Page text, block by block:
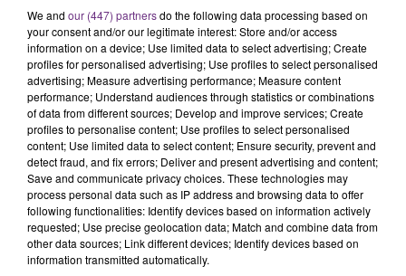
LA CENTRALE NUCLÉAIRE DE CHOOZ
TOUJOURS À L'ARRÊT
Cela fait déjà une semaine que la centrale
nucléaire ardennaise est à l'arrêt. Une situation
justifiée par la sécheresse intense qui est toujours
présente.
LE MAGASIN JOUÉCLUB DE REIMS FERME
SES PORTES
We and our (447) partnersdo the following data processing based on
your consent and/or our legitimate interest: Store and/or access
information on a device; Use limited data to select advertising; Create
profiles for personalised advertising; Use profiles to select personalised
advertising; Measure advertising performance; Measure content
performance; Understand audiences through statistics or combinations
of data from different sources; Develop and improve services; Create
profiles to personalise content; Use profiles to select personalised
content; Use limited data to select content; Ensure security, prevent and
detect fraud, and fix errors; Deliver and present advertising and content;
Save and communicate privacy choices. These technologies may
process personal data such as IP address and browsing data to offer
following functionalities: Identify devices based on information actively
requested; Use precise geolocation data; Match and combine data from
other data sources; Link different devices; Identify devices based on
information transmitted automatically.